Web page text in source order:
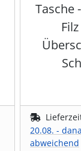
Tasche
20.08. -
abweichend